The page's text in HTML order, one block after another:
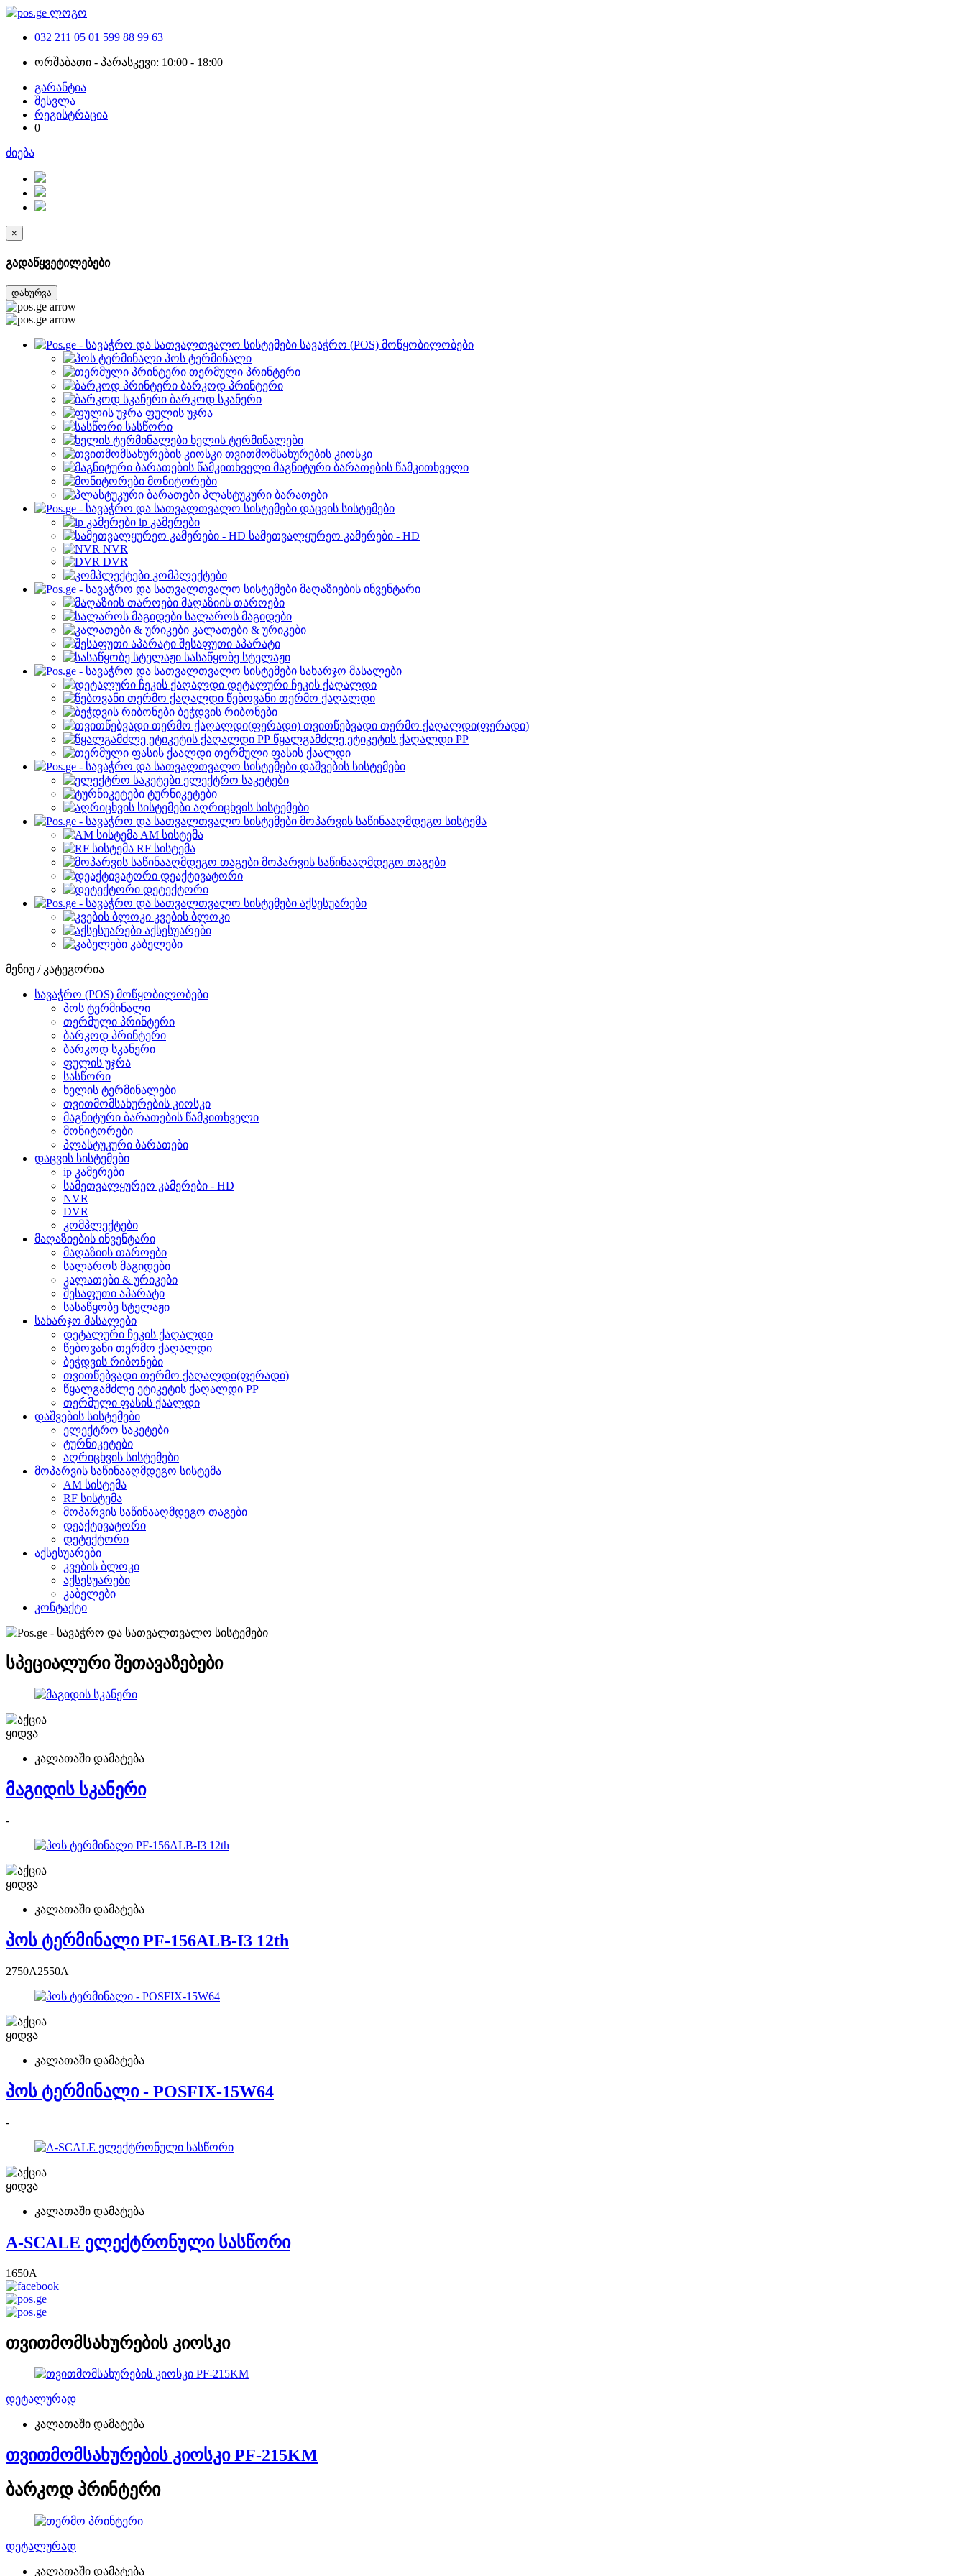
032 211 05 01 599 88 99 63
ორშაბათი - პარასკევი: 10:00 - 18:00
გარანტია
შესვლა
რეგისტრაცია
0
ძიება
×
გადაწყვეტილებები
დახურვა
სავაჭრო (POS) მოწყობილობები
პოს ტერმინალი
თერმული პრინტერი
ბარკოდ პრინტერი
ბარკოდ სკანერი
ფულის უჯრა
სასწორი
ხელის ტერმინალები
თვითმომსახურების კიოსკი
მაგნიტური ბარათების წამკითხველი
მონიტორები
პლასტუკური ბარათები
დაცვის სისტემები
ip კამერები
სამეთვალყურეო კამერები - HD
NVR
DVR
კომპლექტები
მაღაზიების ინვენტარი
მაღაზიის თაროები
სალაროს მაგიდები
კალათები & ურიკები
შესაფუთი აპარატი
სასაწყობე სტელაჟი
სახარჯო მასალები
დეტალური ჩეკის ქაღალდი
წებოვანი თერმო ქაღალდი
ბეჭდვის რიბონები
თვითწებვადი თერმო ქაღალდი(ფერადი)
წყალგამძლე ეტიკეტის ქაღალდი PP
თერმული ფასის ქაალდი
დაშვების სისტემები
ელექტრო საკეტები
ტურნიკეტები
აღრიცხვის სისტემები
მოპარვის საწინააღმდეგო სისტემა
AM სისტემა
RF სისტემა
მოპარვის საწინააღმდეგო თაგები
დეაქტივატორი
დეტექტორი
აქსესუარები
კვების ბლოკი
აქსესუარები
კაბელები
მენიუ / კატეგორია
სავაჭრო (POS) მოწყობილობები
პოს ტერმინალი
თერმული პრინტერი
ბარკოდ პრინტერი
ბარკოდ სკანერი
ფულის უჯრა
სასწორი
ხელის ტერმინალები
თვითმომსახურების კიოსკი
მაგნიტური ბარათების წამკითხველი
მონიტორები
პლასტუკური ბარათები
დაცვის სისტემები
ip კამერები
სამეთვალყურეო კამერები - HD
NVR
DVR
კომპლექტები
მაღაზიების ინვენტარი
მაღაზიის თაროები
სალაროს მაგიდები
კალათები & ურიკები
შესაფუთი აპარატი
სასაწყობე სტელაჟი
სახარჯო მასალები
დეტალური ჩეკის ქაღალდი
წებოვანი თერმო ქაღალდი
ბეჭდვის რიბონები
თვითწებვადი თერმო ქაღალდი(ფერადი)
წყალგამძლე ეტიკეტის ქაღალდი PP
თერმული ფასის ქაალდი
დაშვების სისტემები
ელექტრო საკეტები
ტურნიკეტები
აღრიცხვის სისტემები
მოპარვის საწინააღმდეგო სისტემა
AM სისტემა
RF სისტემა
მოპარვის საწინააღმდეგო თაგები
დეაქტივატორი
დეტექტორი
აქსესუარები
კვების ბლოკი
აქსესუარები
კაბელები
კონტაქტი
სპეციალური შეთავაზებები
ყიდვა
კალათაში დამატება
მაგიდის სკანერი
-
ყიდვა
კალათაში დამატება
პოს ტერმინალი PF-156ALB-I3 12th
2750A2550A
ყიდვა
კალათაში დამატება
პოს ტერმინალი - POSFIX-15W64
-
ყიდვა
კალათაში დამატება
A-SCALE ელექტრონული სასწორი
1650A
თვითმომსახურების კიოსკი
დეტალურად
კალათაში დამატება
თვითმომსახურების კიოსკი PF-215KM
ბარკოდ პრინტერი
დეტალურად
კალათაში დამატება